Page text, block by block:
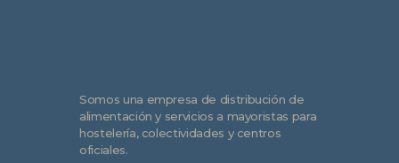
Somos una empresa de distribución de
alimentación y servicios a mayoristas para
hostelería, colectividades y centros
oficiales.